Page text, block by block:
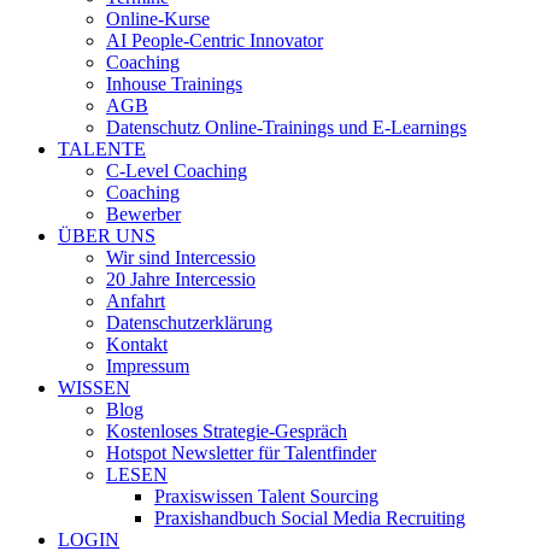
Online-Kurse
AI People-Centric Innovator
Coaching
Inhouse Trainings
AGB
Datenschutz Online-Trainings und E-Learnings
TALENTE
C-Level Coaching
Coaching
Bewerber
ÜBER UNS
Wir sind Intercessio
20 Jahre Intercessio
Anfahrt
Datenschutzerklärung
Kontakt
Impressum
WISSEN
Blog
Kostenloses Strategie-Gespräch
Hotspot Newsletter für Talentfinder
LESEN
Praxiswissen Talent Sourcing
Praxishandbuch Social Media Recruiting
LOGIN